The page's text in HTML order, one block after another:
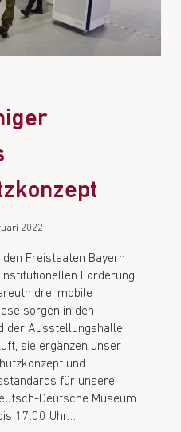
2022
Freistaaten Bayern
Förderung
drei mobile
sorgen in den
der Ausstellungshalle
sie ergänzen unser
und
für unsere
Deutsche Museum
17.00 Uhr…